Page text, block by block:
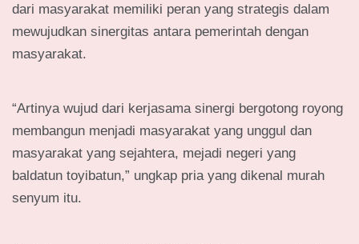
dari masyarakat memiliki peran yang strategis dalam
mewujudkan sinergitas antara pemerintah dengan
masyarakat.
“Artinya wujud dari kerjasama sinergi bergotong royong
membangun menjadi masyarakat yang unggul dan
masyarakat yang sejahtera, mejadi negeri yang
baldatun toyibatun,” ungkap pria yang dikenal murah
senyum itu.